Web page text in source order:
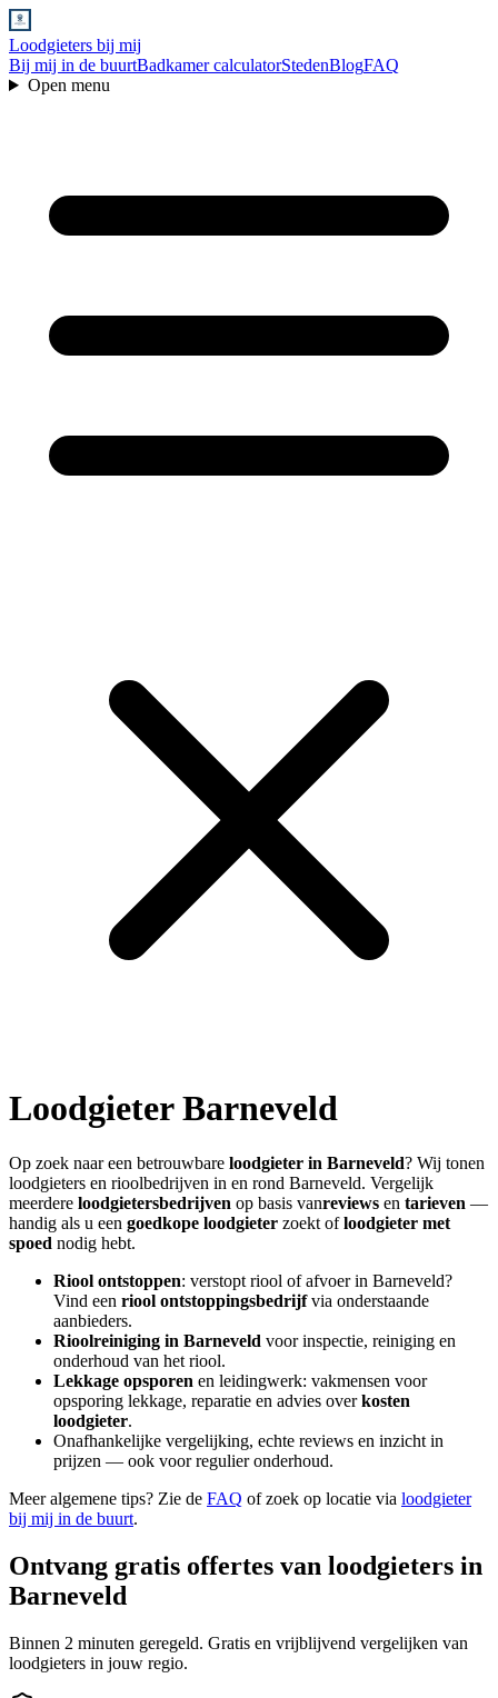
Loodgieters bij mij
Bij mij in de buurtBadkamer calculatorStedenBlogFAQ
Open menu
LoodgieterBarneveld
Op zoek naar een betrouwbare loodgieter in Barneveld? Wij tonen
loodgieters en rioolbedrijven in en rond Barneveld. Vergelijk
meerdere loodgietersbedrijven op basis vanreviews en tarieven —
handig als u een goedkope loodgieter zoekt ofloodgieter met
spoed nodig hebt.
Riool ontstoppen: verstopt riool of afvoer in Barneveld?
Vind een riool ontstoppingsbedrijfvia onderstaande
aanbieders.
Rioolreiniging in Barneveld voor inspectie, reiniging en
onderhoud van het riool.
Lekkage opsporen en leidingwerk: vakmensen voor
opsporing lekkage, reparatie en advies overkosten
loodgieter.
Onafhankelijke vergelijking, echte reviews en inzicht in
prijzen — ook voor regulier onderhoud.
Meer algemene tips? Zie de FAQ of zoek op locatie via loodgieter
bij mij in de buurt.
Ontvang gratis offertes van loodgieters in
Barneveld
Binnen 2 minuten geregeld. Gratis en vrijblijvend vergelijken van
loodgieters in jouw regio.